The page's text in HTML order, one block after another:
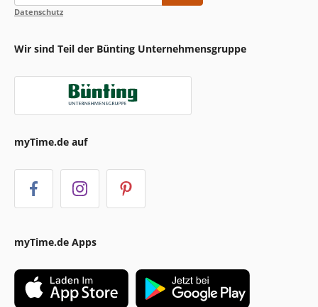
Datenschutz
Wir sind Teil der Bünting Unternehmensgruppe
myTime.de auf
myTime.de Apps